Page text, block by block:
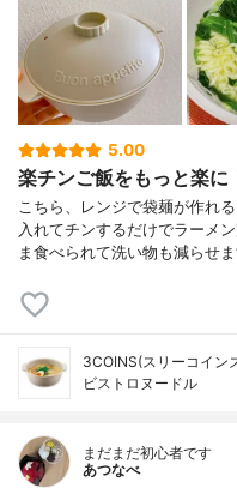
5.00
楽チンご飯をもっと楽に
こちら、レンジで袋麺が作れ
入れてチンするだけでラーメ
ま食べられて洗い物も減らせ
3COINS(スリーコイン
ビストロヌードル
まだまだ初心者です
あつなべ